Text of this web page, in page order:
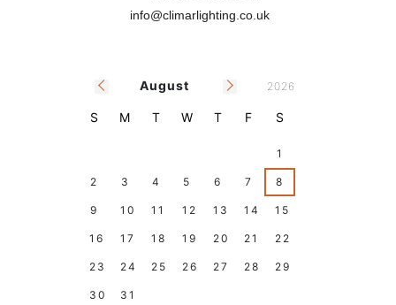
info@climarlighting.co.uk
August 2026
S M T W T F S
1
2 3 4 5 6 7 8
9 10 11 12 13 14 15
16 17 18 19 20 21 22
23 24 25 26 27 28 29
30 31
Today